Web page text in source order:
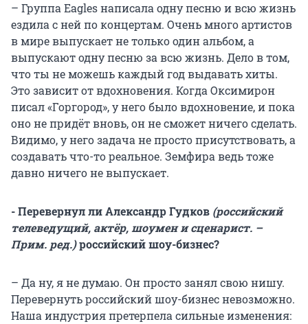
– Группа Eagles написала одну песню и всю жизнь
ездила с ней по концертам. Очень много артистов
в мире выпускает не только один альбом, а
выпускают одну песню за всю жизнь. Дело в том,
что ты не можешь каждый год выдавать хиты.
Это зависит от вдохновения. Когда Оксимирон
писал «Горгород», у него было вдохновение, и пока
оно не придёт вновь, он не сможет ничего сделать.
Видимо, у него задача не просто присутствовать, а
создавать что-то реальное. Земфира ведь тоже
давно ничего не выпускает.
- Перевернул ли Александр Гудков (российский
телеведущий, актёр, шоумен и сценарист. –
Прим. ред.)российский шоу-бизнес?
– Да ну, я не думаю. Он просто занял свою нишу.
Перевернуть российский шоу-бизнес невозможно.
Наша индустрия претерпела сильные изменения: